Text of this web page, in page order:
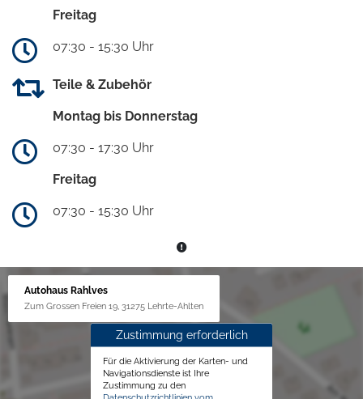
Freitag
07:30 - 15:30 Uhr
Teile & Zubehör
Montag bis Donnerstag
07:30 - 17:30 Uhr
Freitag
07:30 - 15:30 Uhr
Autohaus Rahlves
Zum Grossen Freien 19, 31275 Lehrte-Ahlten
Zustimmung erforderlich
Für die Aktivierung der Karten- und
Navigationsdienste ist Ihre
Zustimmung zu den